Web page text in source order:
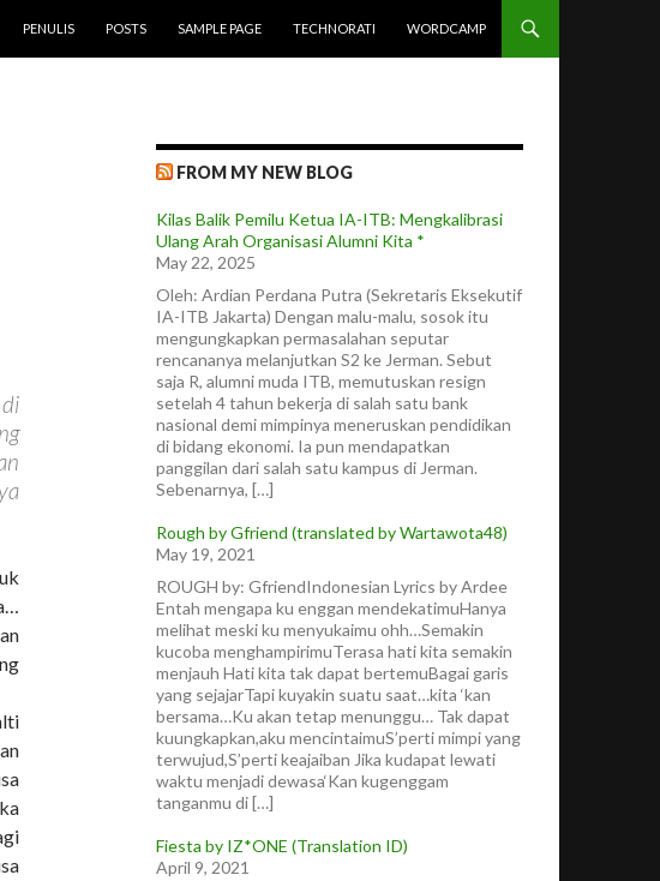
PENULIS POSTS SAMPLE PAGE TECHNORATI WORDCAMP
FROM MY NEW BLOG
Kilas Balik Pemilu Ketua IA-ITB: Mengkalibrasi
Ulang Arah Organisasi Alumni Kita *
May 22, 2025
Oleh: Ardian Perdana Putra (Sekretaris Eksekutif
IA-ITB Jakarta) Dengan malu-malu, sosok itu
mengungkapkan permasalahan seputar
rencananya melanjutkan S2 ke Jerman. Sebut
saja R, alumni muda ITB, memutuskan resign
setelah 4 tahun bekerja di salah satu bank
nasional demi mimpinya meneruskan pendidikan
di bidang ekonomi. Ia pun mendapatkan
panggilan dari salah satu kampus di Jerman.
Sebenarnya, […]
Rough by Gfriend (translated by Wartawota48)
May 19, 2021
ROUGH by: GfriendIndonesian Lyrics by Ardee
Entah mengapa ku enggan mendekatimuHanya
melihat meski ku menyukaimu ohh…Semakin
kucoba menghampirimuTerasa hati kita semakin
menjauh Hati kita tak dapat bertemuBagai garis
yang sejajarTapi kuyakin suatu saat…kita ‘kan
bersama…Ku akan tetap menunggu… Tak dapat
kuungkapkan,aku mencintaimuS’perti mimpi yang
terwujud,S’perti keajaiban Jika kudapat lewati
waktu menjadi dewasa‘Kan kugenggam
tanganmu di […]
Fiesta by IZ*ONE (Translation ID)
April 9, 2021